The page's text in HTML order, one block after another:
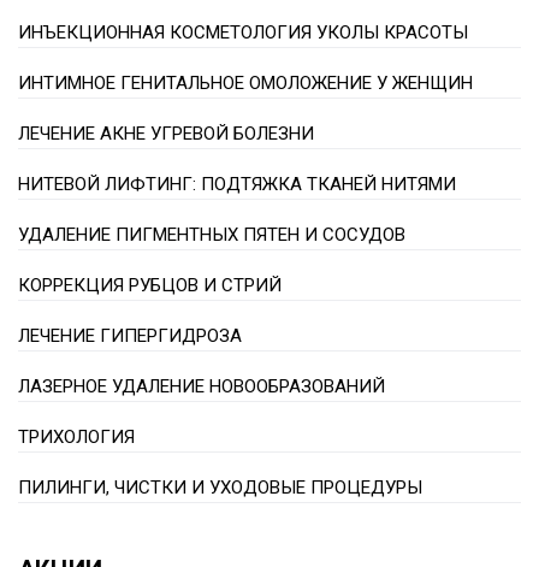
ИНЪЕКЦИОННАЯ КОСМЕТОЛОГИЯ УКОЛЫ КРАСОТЫ
ИНТИМНОЕ ГЕНИТАЛЬНОЕ ОМОЛОЖЕНИЕ У ЖЕНЩИН
ЛЕЧЕНИЕ АКНЕ УГРЕВОЙ БОЛЕЗНИ
НИТЕВОЙ ЛИФТИНГ: ПОДТЯЖКА ТКАНЕЙ НИТЯМИ
УДАЛЕНИЕ ПИГМЕНТНЫХ ПЯТЕН И СОСУДОВ
КОРРЕКЦИЯ РУБЦОВ И СТРИЙ
ЛЕЧЕНИЕ ГИПЕРГИДРОЗА
ЛАЗЕРНОЕ УДАЛЕНИЕ НОВООБРАЗОВАНИЙ
ТРИХОЛОГИЯ
ПИЛИНГИ, ЧИСТКИ И УХОДОВЫЕ ПРОЦЕДУРЫ